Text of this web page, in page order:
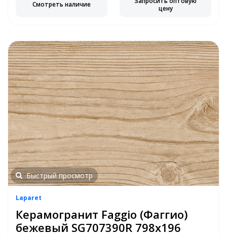
Смотреть наличие
цену
Быстрый просмотр
Laparet
Керамогранит Faggio (Фаггио)
бежевый SG707390R 798x196